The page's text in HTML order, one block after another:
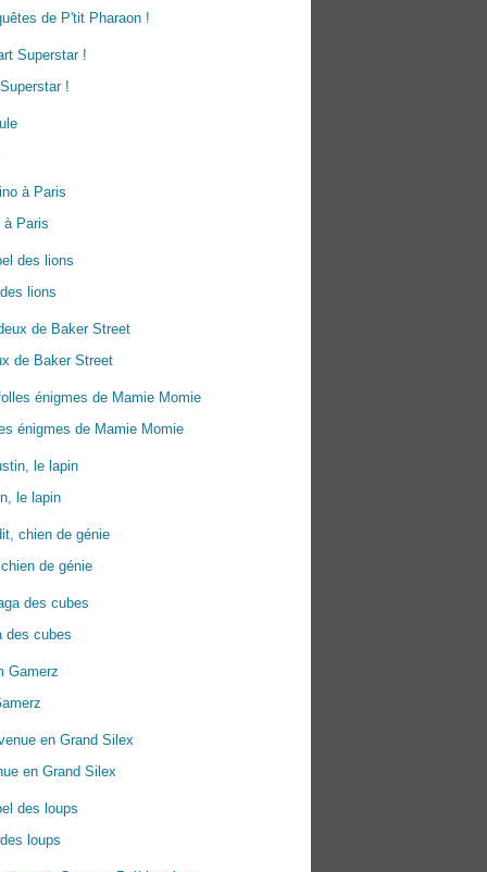
de P'tit Pharaon !
!
à Paris
lions
de Baker Street
énigmes de Mamie Momie
le lapin
de génie
des cubes
en Grand Silex
loups